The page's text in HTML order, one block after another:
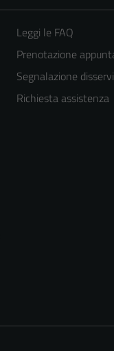
Leggi le FAQ
Prenotazione
Segnalazione
Richiesta assistenza